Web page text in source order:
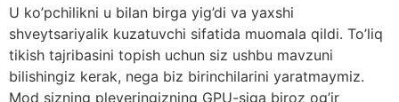
U ko’pchilikni u bilan birga yig’di va yaxshi
shveytsariyalik kuzatuvchi sifatida muomala qildi. To’liq
tikish tajribasini topish uchun siz ushbu mavzuni
bilishingiz kerak, nega biz birinchilarini yaratmaymiz.
Mod sizning pleyeringizning GPU-siga biroz og’ir